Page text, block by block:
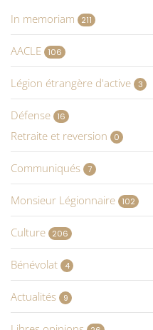
In memoriam 211
AACLE 106
Légion étrangère d'active 3
Défense 16
Retraite et reversion 0
Communiqués 7
Monsieur Légionnaire 102
Culture 206
Bénévolat 4
Actualités 9